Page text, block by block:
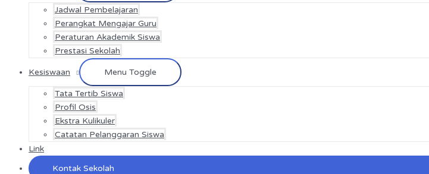
Jadwal Pembelajaran
Perangkat Mengajar Guru
Peraturan Akademik Siswa
Prestasi Sekolah
Kesiswaan Menu Toggle
Tata Tertib Siswa
Profil Osis
Ekstra Kulikuler
Catatan Pelanggaran Siswa
Link
Kontak Sekolah